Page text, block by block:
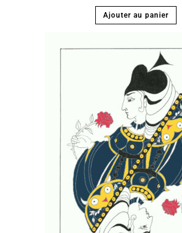
Ajouter au panier